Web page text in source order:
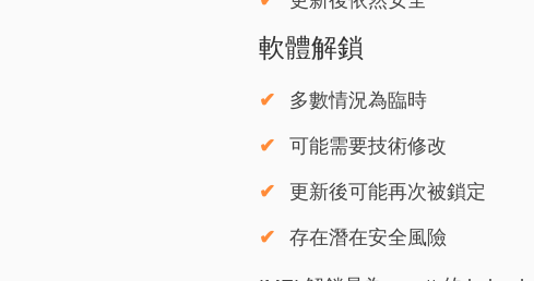
軟體解鎖
多數情況為臨時
可能需要技術修改
更新後可能再次被鎖定
存在潛在安全風險